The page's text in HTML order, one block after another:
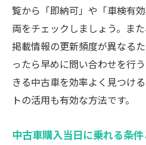
覧から「即納可」や「車検有
両をチェックしましょう。ま
掲載情報の更新頻度が異なる
ったら早めに問い合わせを行
きる中古車を効率よく見つけ
トの活用も有効な方法です。
中古車購入当日に乗れる条